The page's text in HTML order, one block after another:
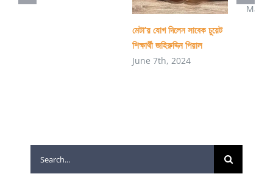
মেটা’য় যোগ দিলেন সাবেক চুয়েট
শিক্ষার্থী জহিরুদ্দিন পিয়াল
June 7th, 2024
Search
for: